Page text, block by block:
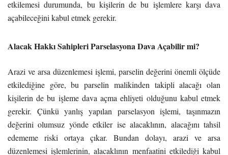
etkilemesi durumunda, bu kişilerin de bu işlemlere karşı dava
açabileceğini kabul etmek gerekir.
Alacak Hakkı Sahipleri Parselasyona Dava Açabilir mi?
Arazi ve arsa düzenlemesi işlemi, parselin değerini önemli ölçüde
etkilediğine göre, bu parselin malikinden takipli alacağı olan
kişilerin de bu işleme dava açma ehliyeti olduğunu kabul etmek
gerekir. Çünkü yanlış yapılan parselasyon işlemi, taşınmazın
değerini olumsuz yönde etkiler ise alacaklının, alacağını tahsil
edememe riski ortaya çıkar. Bundan dolayı, arazi ve arsa
düzenlemesi işlemlerinin, alacaklının menfaatini etkilediği kabul